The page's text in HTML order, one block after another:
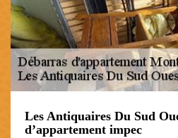
Les Antiquaires Du Sud
d’appartement impec